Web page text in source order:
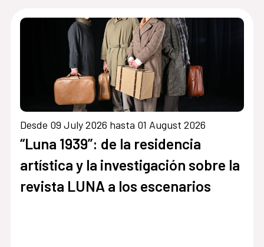
Desde 09 July 2026 hasta 01 August 2026
“Luna 1939”: de la residencia
artística y la investigación sobre la
revista LUNA a los escenarios